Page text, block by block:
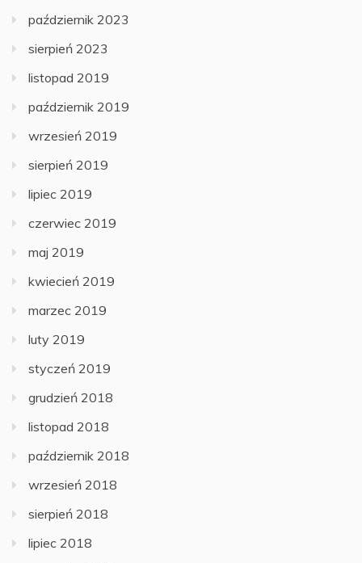
październik 2023
sierpień 2023
listopad 2019
październik 2019
wrzesień 2019
sierpień 2019
lipiec 2019
czerwiec 2019
maj 2019
kwiecień 2019
marzec 2019
luty 2019
styczeń 2019
grudzień 2018
listopad 2018
październik 2018
wrzesień 2018
sierpień 2018
lipiec 2018